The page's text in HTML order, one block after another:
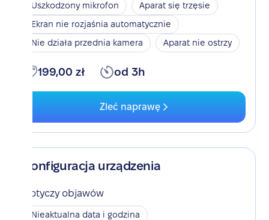
Uszkodzony mikrofon
Aparat się trzęsie
Ekran nie rozjaśnia automatycznie
Nie działa przednia kamera
Aparat nie ostrzy
199,00 zł od 3h
Zleć naprawę
Konfiguracja urządzenia
Dotyczy objawów
Nieaktualna data i godzina